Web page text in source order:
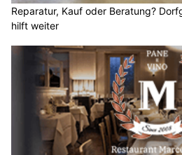
Reparatur, Kauf oder Beratung?
hilft weiter